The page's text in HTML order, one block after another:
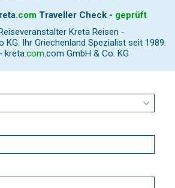
.com Traveller Check - geprüft
Kreta Reisen -
KG. Ihr Griechenland Spezialist seit 1989.
kreta.com.com GmbH & Co. KG